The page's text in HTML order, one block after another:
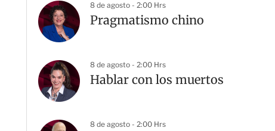
8 de agosto - 2:00 Hrs
Pragmatismo chino
8 de agosto - 2:00 Hrs
Hablar con los muertos
8 de agosto - 2:00 Hrs